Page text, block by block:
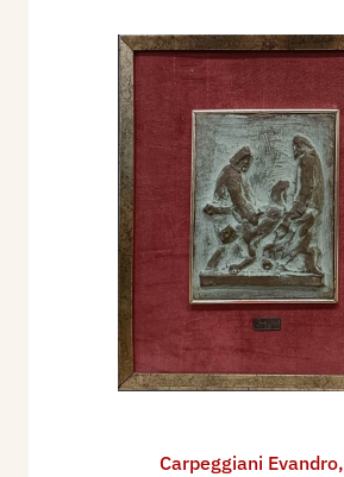
Carpeggiani Evandro,